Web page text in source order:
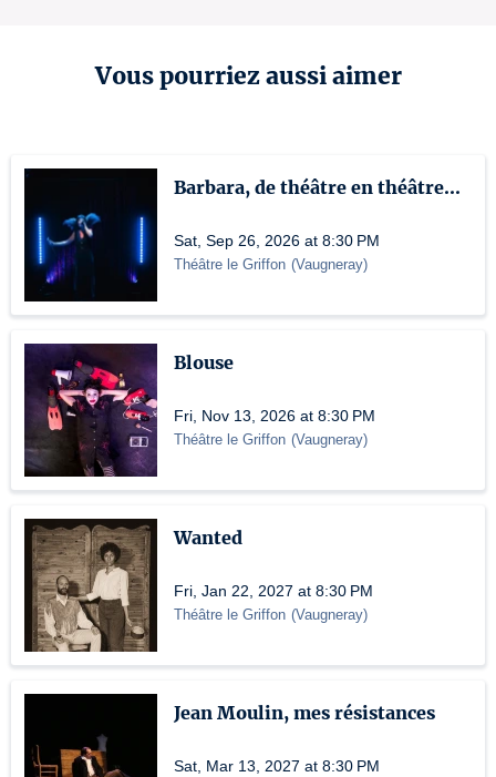
Vous pourriez aussi aimer
Barbara, de théâtre en théâtre...
Sat, Sep 26, 2026 at 8:30 PM
Théâtre le Griffon (Vaugneray)
Blouse
Fri, Nov 13, 2026 at 8:30 PM
Théâtre le Griffon (Vaugneray)
Wanted
Fri, Jan 22, 2027 at 8:30 PM
Théâtre le Griffon (Vaugneray)
Jean Moulin, mes résistances
Sat, Mar 13, 2027 at 8:30 PM